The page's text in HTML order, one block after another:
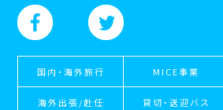
国内・海外旅行 MICE事業
海外出張/赴任 貸切・送迎バス